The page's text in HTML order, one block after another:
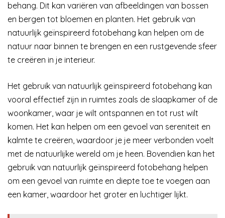
behang. Dit kan variëren van afbeeldingen van bossen
en bergen tot bloemen en planten. Het gebruik van
natuurlijk geïnspireerd fotobehang kan helpen om de
natuur naar binnen te brengen en een rustgevende sfeer
te creëren in je interieur.
Het gebruik van natuurlijk geïnspireerd fotobehang kan
vooral effectief zijn in ruimtes zoals de slaapkamer of de
woonkamer, waar je wilt ontspannen en tot rust wilt
komen. Het kan helpen om een gevoel van sereniteit en
kalmte te creëren, waardoor je je meer verbonden voelt
met de natuurlijke wereld om je heen. Bovendien kan het
gebruik van natuurlijk geïnspireerd fotobehang helpen
om een gevoel van ruimte en diepte toe te voegen aan
een kamer, waardoor het groter en luchtiger lijkt.